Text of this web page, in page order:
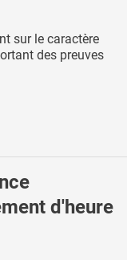
sur le caractère
des preuves
d'heure